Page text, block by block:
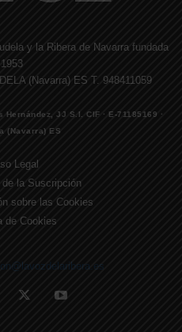
y la Ribera de Navarra fundada
(Navarra) ES T. 948411059
JJ S.I. CIF · E-71185169 ·
(Navarra) ES
Legal
la Suscripción
sobre las Cookies
de Cookies